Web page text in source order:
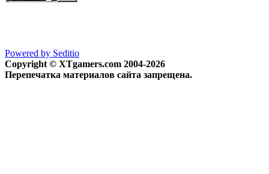
Powered by Seditio
Copyright © XTgamers.com 2004-2026
Перепечатка материалов сайта запрещена.